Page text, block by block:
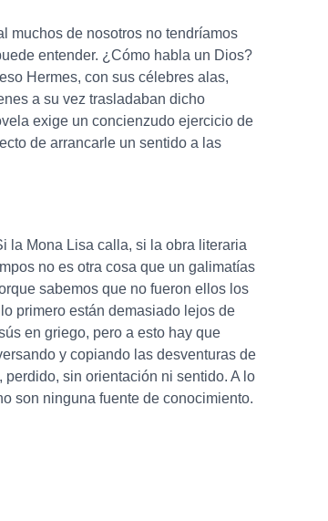
muchos de nosotros no tendríamos
entender. ¿Cómo habla un Dios?
Hermes, con sus célebres alas,
a su vez trasladaban dicho
exige un concienzudo ejercicio de
de arrancarle un sentido a las
la Mona Lisa calla, si la obra literaria
no es otra cosa que un galimatías
sabemos que no fueron ellos los
primero están demasiado lejos de
en griego, pero a esto hay que
y copiando las desventuras de
sin orientación ni sentido. A lo
son ninguna fuente de conocimiento.